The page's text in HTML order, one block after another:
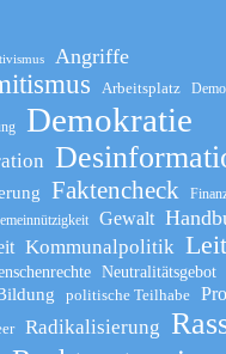
Angriffe
Arbeitsplatz Demo
Demokratie
Faktencheck
Gewalt
Kommunalpolitik
Neutralitätsgebot
politische Teilhabe
Radikalisierung